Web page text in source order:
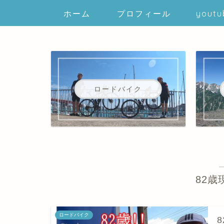
ホーム プロフィール
ロードバイク
82歳
ロードバイク